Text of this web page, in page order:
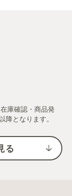
庫確認・商品発
降となります。
る